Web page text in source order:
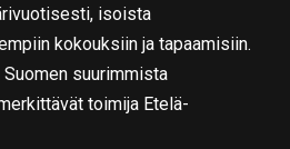
isoista
kokouksiin ja tapaamisiin.
Suomen suurimmista
toimija Etelä-